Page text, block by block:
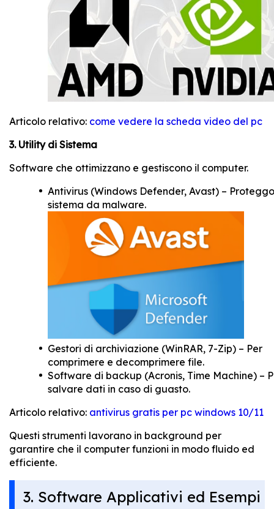
Articolo relativo: come vedere la scheda video del pc
3. Utility di Sistema
Software che ottimizzano e gestiscono il computer.
Antivirus (Windows Defender, Avast) –
sistema da malware.
Gestori di archiviazione (WinRAR, 7-Zip) – Per
comprimere e decomprimere file.
Software di backup (Acronis, Time Machine) –
salvare dati in caso di guasto.
Articolo relativo: antivirus gratis per pc windows 10/11
Questi strumenti lavorano in background per
garantire che il computer funzioni in modo fluido ed
efficiente.
3. Software Applicativi ed Esempi